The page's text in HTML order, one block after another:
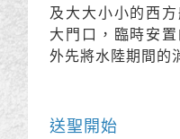
及大大小小的西
大門口，臨時安
外先將水陸期間的
送聖開始